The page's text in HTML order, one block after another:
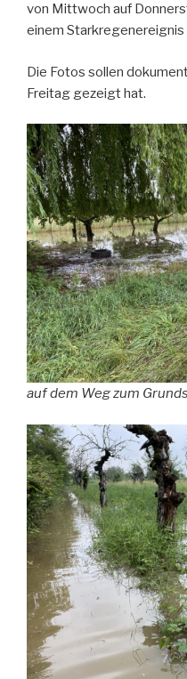
von Mittwoch auf
einem
Die Fotos sollen
Freitag gezeigt hat.
auf dem Weg zum